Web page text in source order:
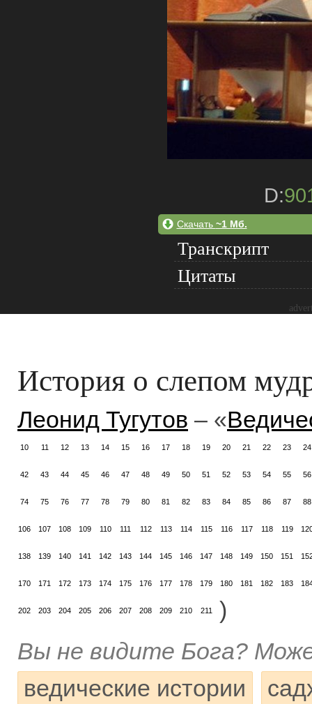
D:
Скачать ~1 Мб.
Транскрипт
Цитаты
История о слепом
Леонид Тугутов – «
10 11 12 13 14 15 16 17 18 19 20 21 22 23 24
42 43 44 45 46 47 48 49 50 51 52 53 54 55 56
74 75 76 77 78 79 80 81 82 83 84 85 86 87 88
106 107 108 109 110 111 112 113 114 115 116 117 118 119
138 139 140 141 142 143 144 145 146 147 148 149 150 151
170 171 172 173 174 175 176 177 178 179 180 181 182 183
202 203 204 205 206 207 208 209 210 211
)
Вы не видите Бога?
ведические истории